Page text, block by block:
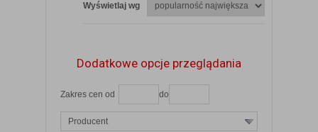
Wyświetlaj wg
Dodatkowe opcje przeglądania
Zakres cen od do
Producent